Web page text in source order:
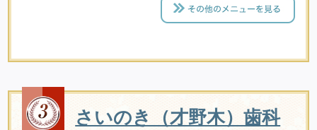
さいのき（才野木）歯科